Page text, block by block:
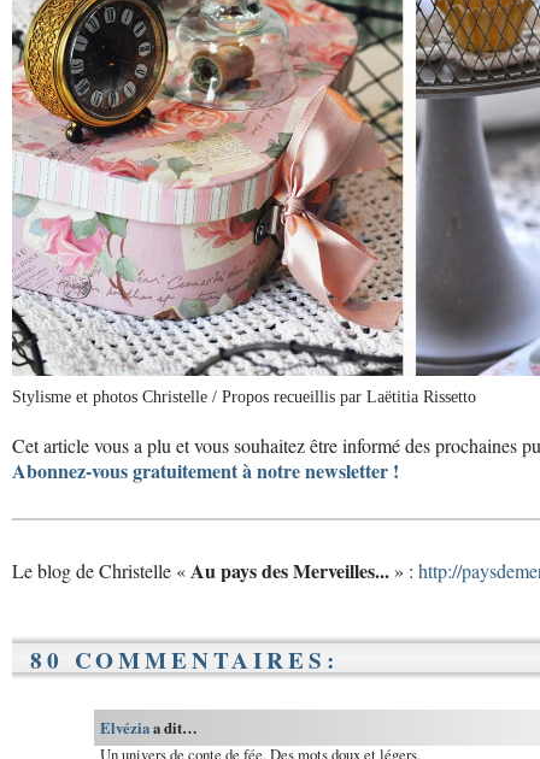
Stylisme et photos Christelle / Propos recueillis par Laëtitia Rissetto
Cet article vous a plu et vous souhaitez être informé des prochaines
Abonnez-vous gratuitement à notre newsletter !
Le blog de Christelle «Au pays des Merveilles... » : http://
80 COMMENTAIRES:
Elvéziaa dit…
Un univers de conte de fée. Des mots doux et légers.